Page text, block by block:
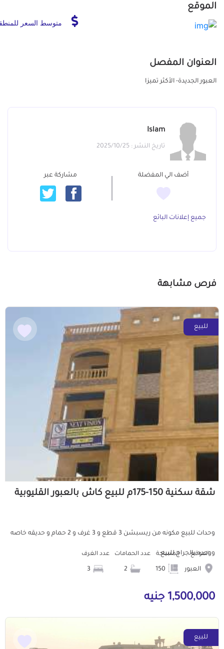
الموقع
متوسط السعر
العنوان المفصل
العبور الجديدة- الأكثر تميزا
Islam
تاريخ النشر : 2025/10/25
أضف الي المفضلة مشاركة عبر
جميع إعلانات البائع
فرص مشابهة
للبيع
شقة سكنية 150-175م للبيع كاش بالعبور القليوبية
وحدات للبيع مكونه من ريسبشن 3 قطع و 3 غرف و 2 حمام و حديقه خاصه
ووحده بالجراج للبيع
الموقع
العبور
المساحة عدد الحمامات عدد الغرف
1,500,000 جنيه
للبيع